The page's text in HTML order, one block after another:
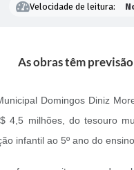
Velocidade de leitura:
As obras têm
Domingos Diniz
4,5 milhões, do tesouro
infantil ao 5º ano do